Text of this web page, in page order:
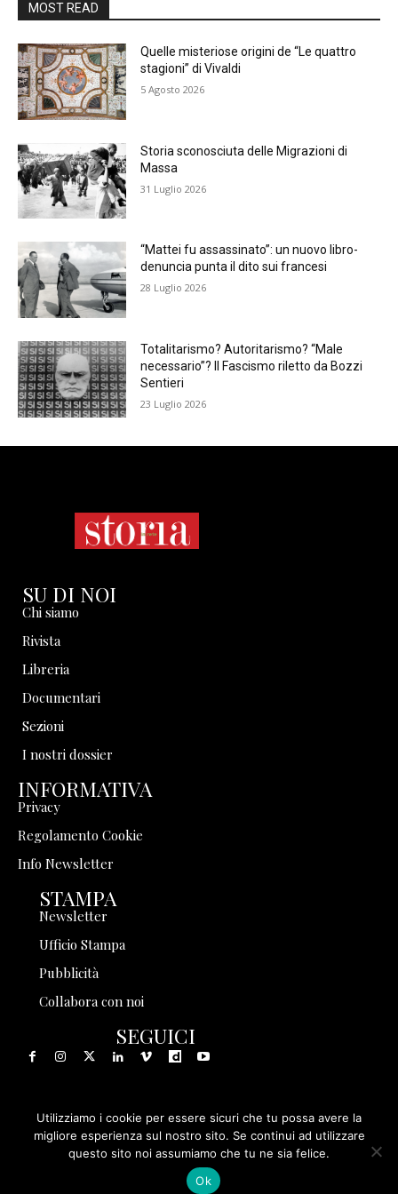
MOST READ
Quelle misteriose origini de “Le quattro
stagioni” di Vivaldi
5 Agosto 2026
Storia sconosciuta delle Migrazioni di
Massa
31 Luglio 2026
“Mattei fu assassinato”: un nuovo libro-
denuncia punta il dito sui francesi
28 Luglio 2026
Totalitarismo? Autoritarismo? “Male
necessario”? Il Fascismo riletto da Bozzi
Sentieri
23 Luglio 2026
SU DI NOI
Chi siamo
Rivista
Libreria
Documentari
Sezioni
I nostri dossier
INFORMATIVA
Privacy
Regolamento Cookie
Info Newsletter
STAMPA
Newsletter
Ufficio Stampa
Pubblicità
Collabora con noi
SEGUICI
© 1999 - 2025 Storia in Rete Srl - Tutti i diritti riservati - P.
IVA 08570971005
Utilizziamo i cookie per essere sicuri che tu possa avere la
migliore esperienza sul nostro sito. Se continui ad utilizzare
questo sito noi assumiamo che tu ne sia felice.
Ok